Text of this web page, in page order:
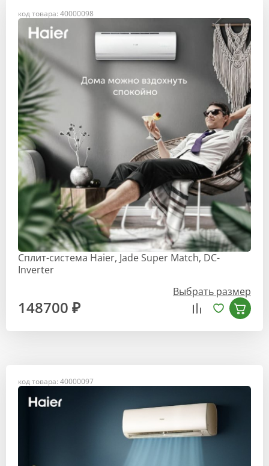
код товара: 40000098
Сплит-система Haier, Jade Super Match, DC-
Inverter
Выбрать размер
148700 ₽
код товара: 40000097